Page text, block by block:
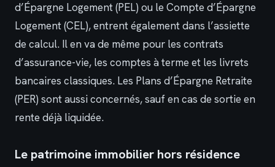
d’Épargne Logement (PEL) ou le Compte d’Épargne
Logement (CEL), entrent également dans l’assiette
de calcul. Il en va de même pour les contrats
d’assurance-vie, les comptes à terme et les livrets
bancaires classiques. Les Plans d’Épargne Retraite
(PER) sont aussi concernés, sauf en cas de sortie en
rente déjà liquidée.
Le patrimoine immobilier hors résidence